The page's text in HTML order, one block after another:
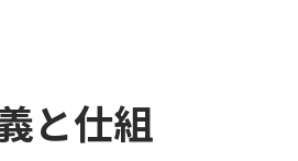
と仕組